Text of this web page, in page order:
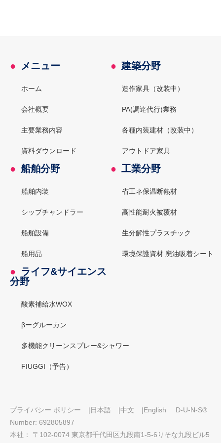
● メニュー
ホーム
会社概要
主要業務内容
資料ダウンロード
● 建築分野
造作家具（改装中）
PA(調達代行)業務
各種内装建材（改装中）
アウトドア家具
● 船舶分野
船舶内装
シップチャンドラー
船舶設備
船用品
● 工業分野
省工ネ保温断熱材
高性能耐火被覆材
生分解性プラスチック
環境保護資材 廃油吸着シート
● ライフ&サイエンス
分野
酸素補給水WOX
βーグルーカン
多機能クリーンスプレー&シャワー
FIUGGI（予告）
プライバシー ポリシー |日本語 |中文 |English
D-U-N-S®
Number: 692805897
本社： 〒102-0074 東京都千代田区九段南1-5-6りそな九段ビル5